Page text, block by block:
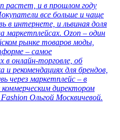
растет, и в прошлом году
все больше и чаще
в интернете, и львиная доля
маркетплейсах. Ozon – один
рынке товаров моды,
– самое
онлайн-торговле, об
и рекомендациях для брендов,
через маркетплейс – в
коммерческим директором
Ольгой Москвичевой.